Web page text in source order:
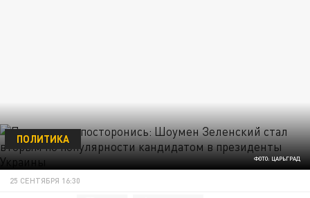
ФОТО: ЦАРЬГРАД
ПОЛИТИКА
25 СЕНТЯБРЯ 16:30